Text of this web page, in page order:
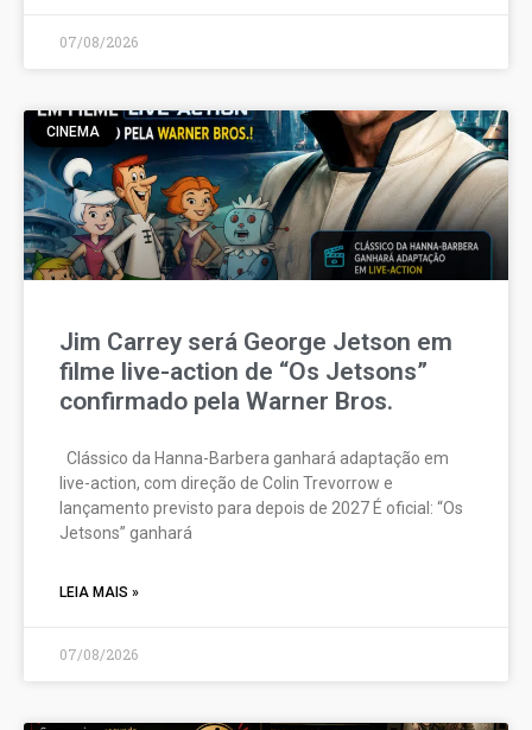
07/08/2026
CINEMA
Jim Carrey será George Jetson em
filme live-action de “Os Jetsons”
confirmado pela Warner Bros.
Clássico da Hanna-Barbera ganhará adaptação em
live-action, com direção de Colin Trevorrow e
lançamento previsto para depois de 2027 É oficial: “Os
Jetsons” ganhará
LEIA MAIS »
07/08/2026